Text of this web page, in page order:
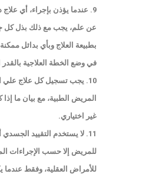
9. عندما يؤذن بإجراء، أي
عن علم، يجب مع ذلك بذل كل
بطبيعة العلاج وبأي بدائل
في وضع الخطة العلاجية
10. يجب تسجيل كل علاج
المريض الطبية، مع بيان ما إذا
غير اختياري.
11. لا يستخدم التقييد الجسدي
للمريض إلا حسب الإجراءات
للأمراض العقلية، وفقط عندما